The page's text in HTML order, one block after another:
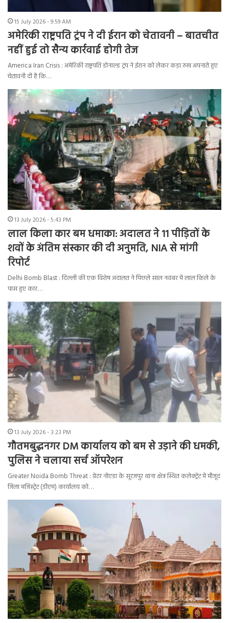
15 July 2026 - 9:59 AM
अमेरिकी राष्ट्रपति ट्रंप ने दी ईरान को चेतावनी – बातचीत
नहीं हुई तो सैन्य कार्रवाई होगी तेज
America Iran Crisis : अमेरिकी राष्ट्रपति डोनाल्ड ट्रंप ने ईरान को लेकर कड़ा रुख अपनाते हुए
चेतावनी दी है कि…
13 July 2026 - 5:43 PM
लाल किला कार बम धमाका: अदालत ने 11 पीड़ितों के
शवों के अंतिम संस्कार की दी अनुमति, NIA से मांगी
रिपोर्ट
Delhi Bomb Blast : दिल्ली की एक विशेष अदालत ने पिछले साल नवंबर में लाल किले के
पास हुए कार…
13 July 2026 - 3:23 PM
गौतमबुद्धनगर DM कार्यालय को बम से उड़ाने की धमकी,
पुलिस ने चलाया सर्च ऑपरेशन
Greater Noida Bomb Threat : ग्रेटर नोएडा के सूरजपुर थाना क्षेत्र स्थित कलेक्ट्रेट में मौजूद
जिला मजिस्ट्रेट (डीएम) कार्यालय को…